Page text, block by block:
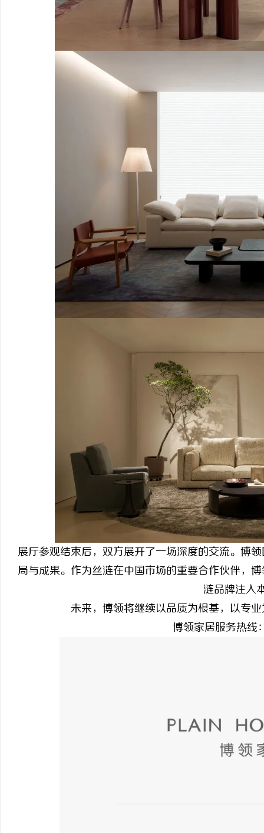
展厅参观结束后，双方展开了一场深度的交流。博
局与成果。作为丝涟在中国市场的重要合作伙伴，
涟品牌注入
未来，博领将继续以品质为根基，以专
博领家居服务热